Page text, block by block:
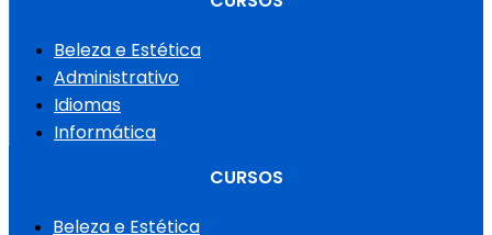
Beleza e Estética
Administrativo
Idiomas
Informática
CURSOS
Beleza e Estética